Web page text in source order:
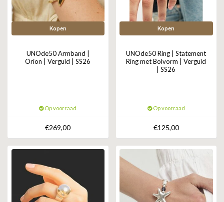
Kopen
UNOde50 Armband |
Orion | Verguld | SS26
Op voorraad
€269,00
Kopen
UNOde50 Ring | Statement
Ring met Bolvorm | Verguld
| SS26
Op voorraad
€125,00